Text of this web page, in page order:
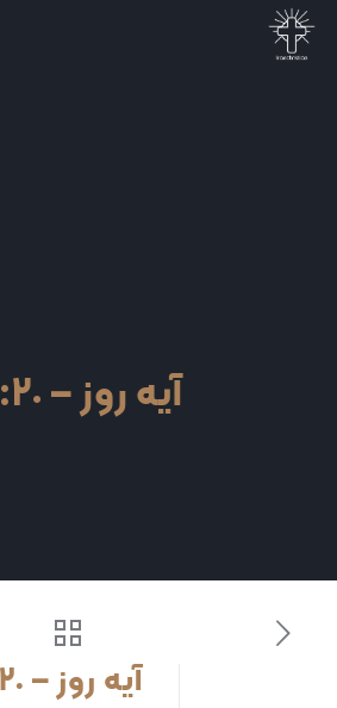
آیه روز – ٢٤:٢٠
آیه روز – ٢٤:٢٠